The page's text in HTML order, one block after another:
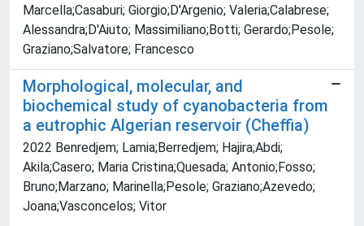
Marcella;Casaburi; Giorgio;D'Argenio; Valeria;Calabrese;
Alessandra;D'Aiuto; Massimiliano;Botti; Gerardo;Pesole;
Graziano;Salvatore; Francesco
Morphological, molecular, and
biochemical study of cyanobacteria from
a eutrophic Algerian reservoir (Cheffia)
2022 Benredjem; Lamia;Berredjem; Hajira;Abdi;
Akila;Casero; Maria Cristina;Quesada; Antonio;Fosso;
Bruno;Marzano; Marinella;Pesole; Graziano;Azevedo;
Joana;Vasconcelos; Vitor